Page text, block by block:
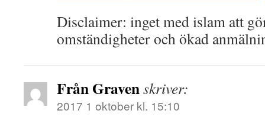
Disclaimer: inget med islam att
omständigheter och ökad
Från Gravenskriver:
2017 1 oktober kl. 15:10